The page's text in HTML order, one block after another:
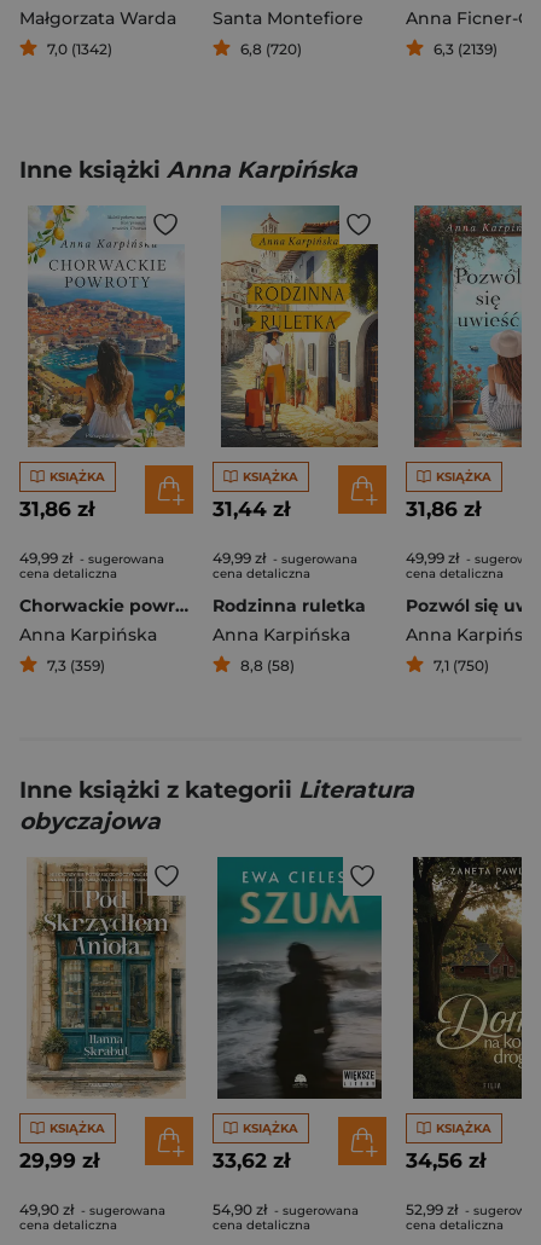
Małgorzata Warda
7,0 (1342)
Santa Montefiore
6,8 (720) 6,3 (2139)
Inne książki Anna Karpińska
KSIĄŻKA
31,86 zł
49,99 zł - sugerowana
cena detaliczna
Chorwackie powroty
Anna Karpińska
7,3 (359)
KSIĄŻKA
31,44 zł
49,99 zł - sugerowana
cena detaliczna
Rodzinna ruletka
Anna Karpińska
8,8 (58)
KSIĄŻKA
31,86 zł
49,99 zł -
cena detaliczna
Pozwól się
Anna
7,1 (750)
Inne książki z kategorii Literatura
obyczajowa
KSIĄŻKA
29,99 zł
49,90 zł - sugerowana
cena detaliczna
KSIĄŻKA
33,62 zł
54,90 zł - sugerowana
cena detaliczna
KSIĄŻKA
34,56 zł
52,99 zł -
cena detaliczna